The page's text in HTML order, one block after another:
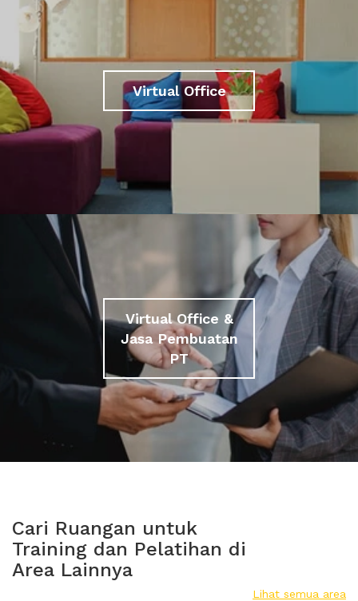
Virtual Office
Virtual Office &
Jasa Pembuatan
PT
Cari Ruangan untuk
Training dan Pelatihan di
Area Lainnya
Lihat semua area